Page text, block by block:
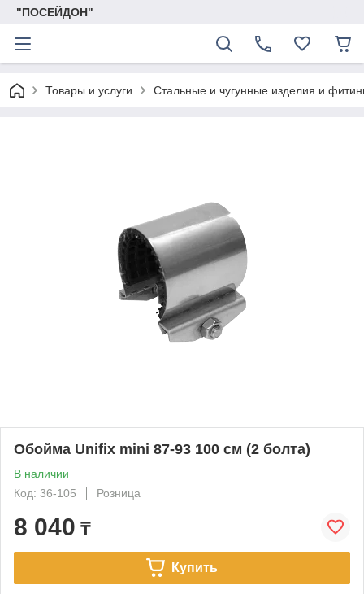
"ПОСЕЙДОН"
Товары и услуги Стальные и чугунные изделия и
Обойма Unifix mini 87-93 100 см (2 болта)
В наличии
Код: 36-105
Розница
8 040 ₸
Купить